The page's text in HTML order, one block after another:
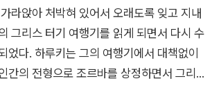
을 떨었으나 몇 초 뒤 내 손바닥 위에서 죽
녀린 시체만큼 내 양심을 무겁게 짓누른
다. 오늘날에야 나는 자연의 법칙을 거스르
운 죄악인가를 깨닫는다. 서둘지 말고, 안
의 생각이나 작가가 이야기 하고 싶어하
단 몇 마디의 내용으로 이야기 하기는 어렵
에 대한 느낌들을 묶어 보면 여느 책 소개서
’, ‘거침이 없다’라는 단어들로 요약되지 않
의 자유로움이란..보기에 따라서는 매우 극
을 빚는데 손가락이 거추장스럽다는 이유
가락을 잘라버리는 위인이기도 하다. 보통
할 수 없는 일을 마음내키는 대로 해버리는
라앉아 처박혀 있어서 오래도록 잊고 지내
그리스 터기 여행기를 읽게 되면서 다시 수
었다. 하루키는 그의 여행기에서 대책없이
간의 전형으로 조르바를 상정하면서 그리